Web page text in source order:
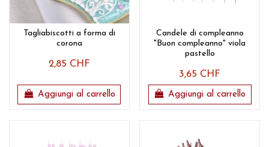
Tagliabiscotti a forma di
corona
2,85 CHF
Aggiungi al carrello
Candele di compleanno
"Buon compleanno" viola
pastello
3,65 CHF
Aggiungi al carrello